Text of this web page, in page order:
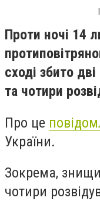
Проти ночі 14
сході збито дві
та чотири
Про це
України.
Зокрема,
чотири